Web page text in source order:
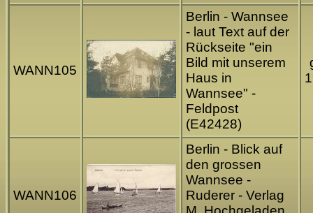
WANN105
Berlin - Wannsee
- laut Text auf der
Rückseite "ein
Bild mit unserem
Haus in
Wannsee" -
Feldpost
(E42428)
WANN106
Berlin - Blick auf
den grossen
Wannsee -
Ruderer - Verlag